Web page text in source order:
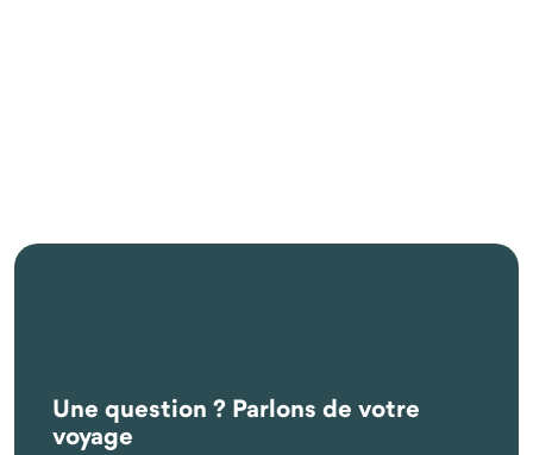
Une question ? Parlons de votre
voyage